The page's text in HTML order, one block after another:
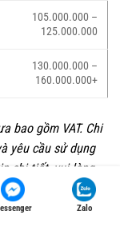
105.000.000 –
125.000.000
130.000.000 –
160.000.000+
bao gồm VAT. Chi
yêu cầu sử dụng
chi tiết, vui lòng
Zalo